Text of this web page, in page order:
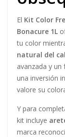
El Kit Color
Bonacure 1L
tu color
natural del
avanzada y
una inversión
valore su
Y para
kit incluye
marca